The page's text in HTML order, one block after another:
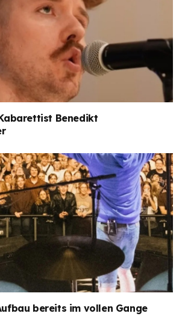
Benedikt
bereits im vollen Gange